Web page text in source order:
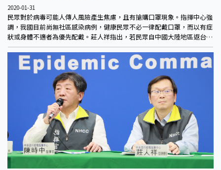
2020-01-31
民眾對於病毒可能人傳人風險產生焦慮，且有搶購口罩現象。指揮中心強
調，我國目前尚無社區感染病例，健康民眾不必一律配戴口罩，而以有症
狀或身體不適者為優先配戴。莊人祥指出，若民眾自中國大陸地區返台，
14天內建議盡量在家休息，外出配戴口罩。民眾如果有任何防疫資訊，可
撥打免付費防疫專線1922，將由地方相關單位入案處理。